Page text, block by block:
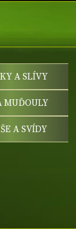
A SLÍVY
MUĎOULY
A SVÍDY